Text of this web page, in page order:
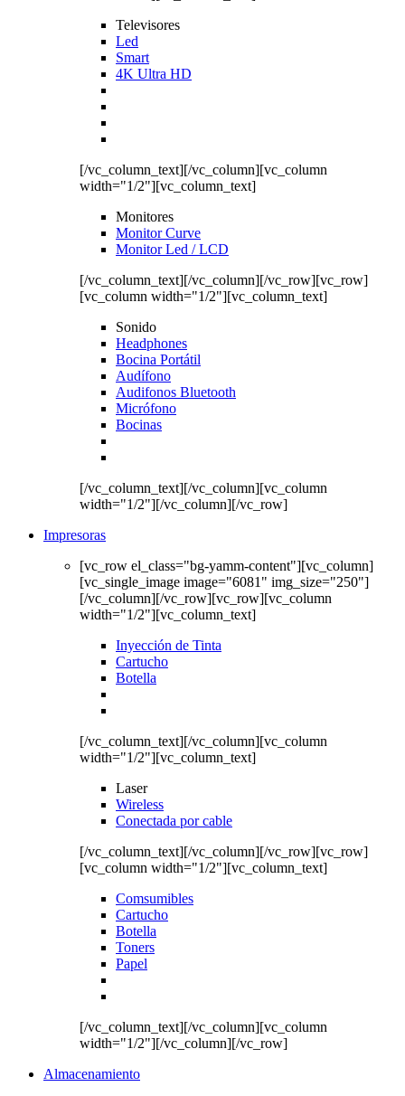
Televisores
Led
Smart
4K Ultra HD
[/vc_column_text][/vc_column][vc_column
width="1/2"][vc_column_text]
Monitores
Monitor Curve
Monitor Led / LCD
[/vc_column_text][/vc_column][/vc_row][vc_row]
[vc_column width="1/2"][vc_column_text]
Sonido
Headphones
Bocina Portátil
Audífono
Audifonos Bluetooth
Micrófono
Bocinas
[/vc_column_text][/vc_column][vc_column
width="1/2"][/vc_column][/vc_row]
Impresoras
[vc_row el_class="bg-yamm-content"][vc_column]
[vc_single_image image="6081" img_size="250"]
[/vc_column][/vc_row][vc_row][vc_column
width="1/2"][vc_column_text]
Inyección de Tinta
Cartucho
Botella
[/vc_column_text][/vc_column][vc_column
width="1/2"][vc_column_text]
Laser
Wireless
Conectada por cable
[/vc_column_text][/vc_column][/vc_row][vc_row]
[vc_column width="1/2"][vc_column_text]
Comsumibles
Cartucho
Botella
Toners
Papel
[/vc_column_text][/vc_column][vc_column
width="1/2"][/vc_column][/vc_row]
Almacenamiento